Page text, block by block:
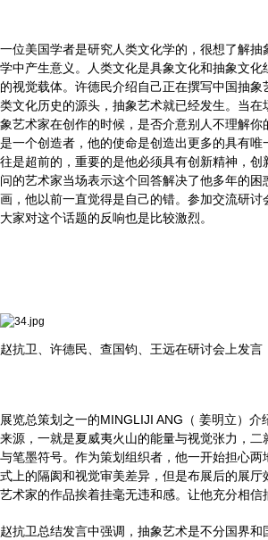
一位美国学者是研究人类文化学的，很想了解
学中产生意义。人类文化是具象文化和抽象文
的视觉载体。许德民介绍自己正在撰写中国抽象
类文化历史的源头，抽象艺术就已经发生。当在
象艺术家在创作的时候，是否介意别人不理解你
是一个创造者，他的使命是创造出更多的具有唯
往是超前的，重要的是他必须具有创新精神，创
问的艺术家当场表示这个回答解决了他多年的困
画，他以前一直觉得是自己的错。参加交流研讨
大家对这个话题的反响也是比较激烈。
赵抗卫、许德民、查国钧、王远在研讨会上发言
展览总策划之一的MINGLIJI ANG（ 姜明立）介
来源，一就是夏威夷火山的能量与视觉张力，二
与笔墨符号。作为策划组织者，他一开始担心
式上的隔阂和视觉审美差异，但是布展后的展
艺术家的作品挨着挂毫无违和感。让他充分相信
赵抗卫总结发言中强调，抽象艺术是不分国界